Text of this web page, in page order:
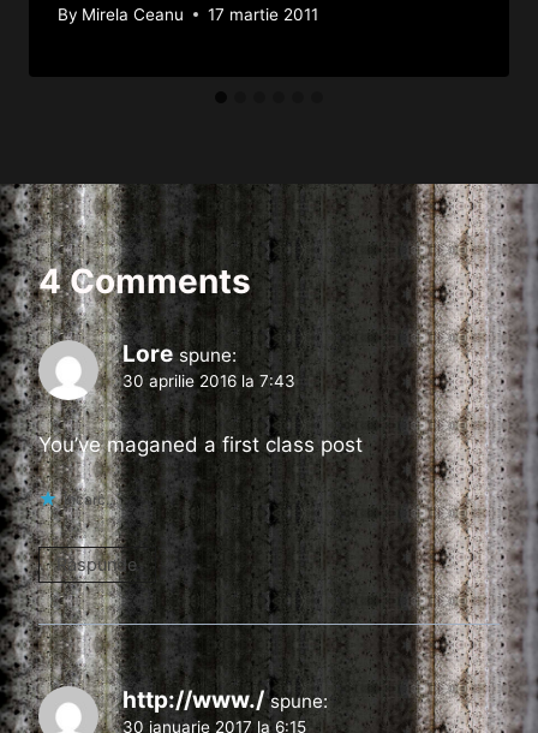
By Mirela Ceanu 17 martie 2011
4 Comments
Lore spune:
30 aprilie 2016 la 7:43
You’ve maganed a first class post
Încarc...
Răspunde
http://www./ spune:
30 ianuarie 2017 la 6:15